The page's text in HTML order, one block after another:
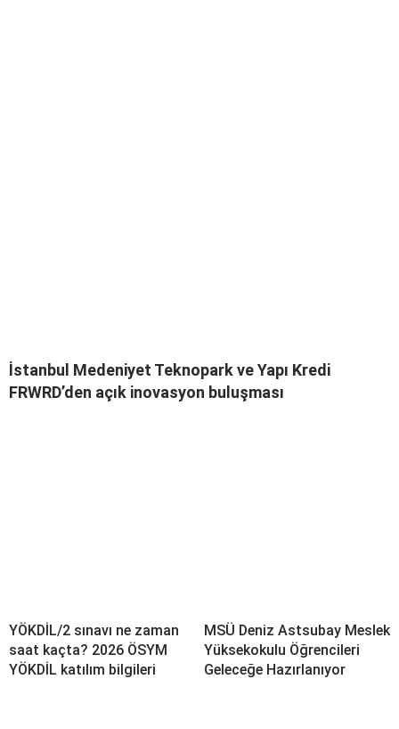
İstanbul Medeniyet Teknopark ve Yapı Kredi
FRWRD’den açık inovasyon buluşması
YÖKDİL/2 sınavı ne zaman
saat kaçta? 2026 ÖSYM
YÖKDİL katılım bilgileri
MSÜ Deniz Astsubay Meslek
Yüksekokulu Öğrencileri
Geleceğe Hazırlanıyor